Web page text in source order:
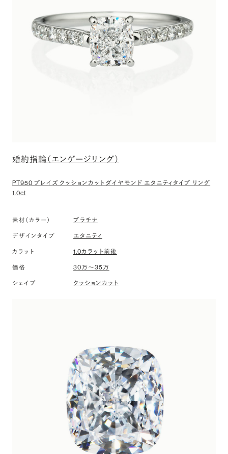
婚約指輪（エンゲージリング）
PT950 プレイズ クッションカット ダイヤモンド エタニティタイプ リング
1.0ct
素材（カラー） プラチナ
デザインタイプ エタニティ
カラット 1.0カラット前後
価格 30万〜35万
シェイプ クッションカット